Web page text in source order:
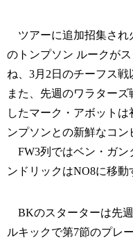
ツアーに追加招集され
のトンプソン ルークが
ね、3月2日のチーフス戦
また、先週のワラター
したマーク・アボット
ンプソンとの新鮮なコン
FW3列ではベン・ガン
ンドリックはNO8に移動
BKのスターターは先
ルキックで第7節のプレ